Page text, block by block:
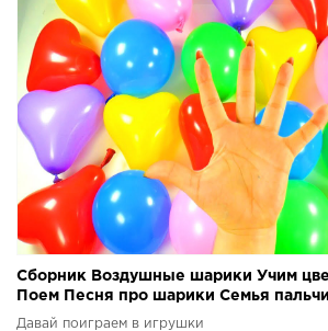
Сборник Воздушные шарики Учим
Поем Песня про шарики Семья
шарики
Давай поиграем в игрушки